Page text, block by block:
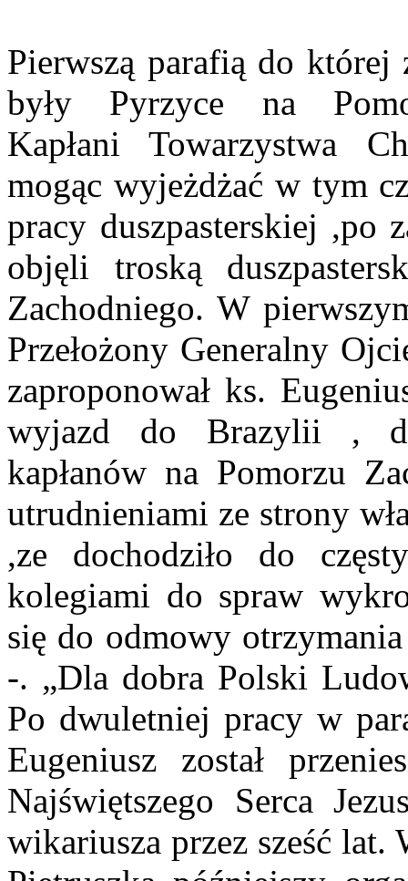
Pierwszą parafią do której
były Pyrzyce na
Kapłani Towarzystwa
mogąc wyjeżdżać w tym
pracy duszpasterskiej ,po
objęli troską
Zachodniego. W
Przełożony Generalny
zaproponował ks.
wyjazd do Brazylii ,
kapłanów na Pomorzu
utrudnieniami ze strony
,ze dochodziło do
kolegiami do spraw
się do odmowy
-. „Dla dobra Polski
Po dwuletniej pracy w
Eugeniusz został
Najświętszego Serca
wikariusza przez sześć lat.